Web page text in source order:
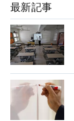
最新記事